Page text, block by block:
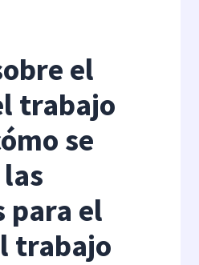
el
trabajo
se
para el
trabajo